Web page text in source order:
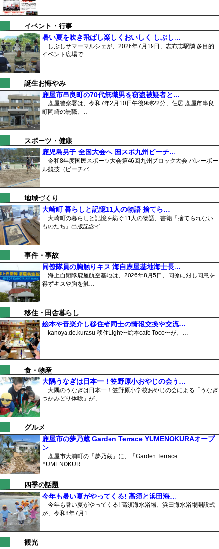
イベント・行事
暑い夏を吹き飛ばし楽しくおいしく しぶし…
しぶしサマーマルシェが、2026年7月19日、志布志駅隣 多目的
イベント広場で…
誕生お悔やみ
鹿屋市串良町の70代無職男を窃盗被疑者と…
鹿屋警察署は、令和7年2月10日午後9時22分、住居 鹿屋市串良
町岡崎の無職、…
スポーツ・健康
鹿児島男子 全国大会へ 国スポ九州ビーチ…
令和8年度国民スポーツ大会第46回九州ブロック大会 バレーボー
ル競技（ビーチバ…
地域づくり
大崎町 暮らしと記憶11人の物語 捨てら…
大崎町の暮らしと記憶を紡ぐ11人の物語、書籍『捨てられない
ものたち』出版記念イ…
事件・事故
同僚隊員の胸触りキス 海自鹿屋基地海士長…
海上自衛隊鹿屋航空基地は、2026年8月5日、同僚に対し同意を
得ずキスや胸を触…
移住・田舎暮らし
絵本や音楽介し移住者同士の情報交換や交流…
kanoya.de.kurasu 移住Light〜絵本cafe Toco〜が、…
食・物産
大隅うなぎは日本一！笠野原小おやじの会う…
大隅のうなぎは日本一！笠野原小学校おやじの会による「うなぎ
つかみどり体験」が、…
グルメ
鹿屋市の夢乃蔵 Garden Terrace YUMENOKURAオープ
ン
鹿屋市大浦町の「夢乃蔵」に、「Garden Terrace
YUMENOKUR…
四季の話題
今年も暑い夏がやってくる! 高須と浜田海…
今年も暑い夏がやってくる! 高須海水浴場、浜田海水浴場開設式
が、令和8年7月1…
観光